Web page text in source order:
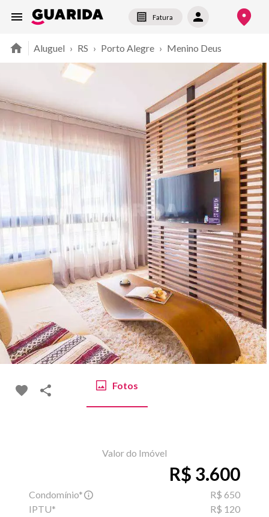
Fatura
Aluguel › RS › Porto Alegre › Menino Deus
Fotos
Valor do Imóvel
R$ 3.600
Condomínio*
R$ 650
IPTU*
R$ 120